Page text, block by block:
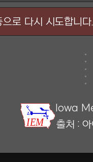
로 다시 시도합니다.
Iowa
출처 :